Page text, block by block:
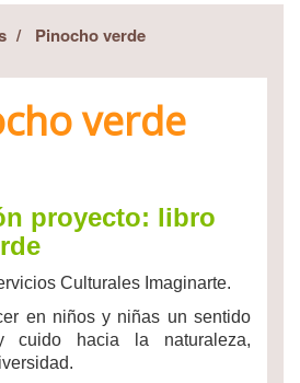
Pinocho verde
verde
proyecto: libro
Culturales Imaginarte.
en niños y niñas un sentido
cuido hacia la naturaleza,